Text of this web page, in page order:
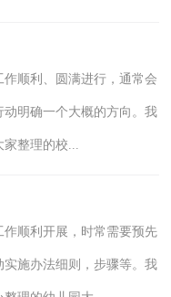
顺利、圆满进行，通常会
明确一个大概的方向。我
家整理的校...
顺利开展，时常需要预先
施办法细则，步骤等。我